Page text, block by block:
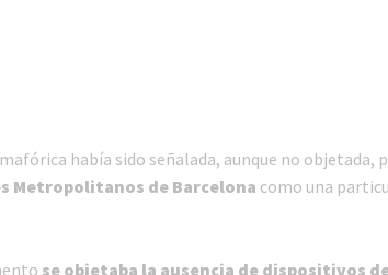
había sido señalada, aunque no objetada,
Metropolitanos de Barcelona como una
se objetaba la ausencia de dispositivos